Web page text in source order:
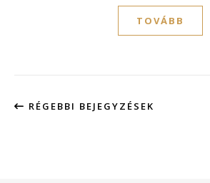
TOVÁBB
RÉGEBBI BEJEGYZÉSEK